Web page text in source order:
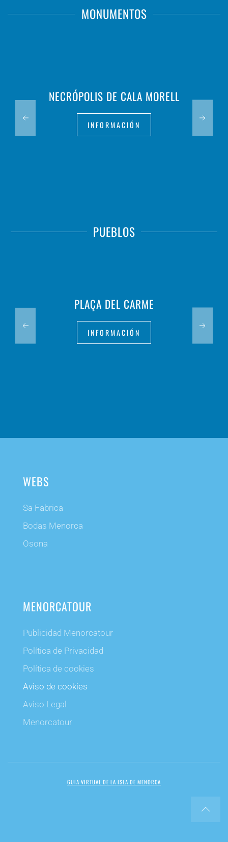
MONUMENTOS
NECRÓPOLIS DE CALA MORELL
INFORMACIÓN
PUEBLOS
PLAÇA DEL CARME
INFORMACIÓN
WEBS
Sa Fabrica
Bodas Menorca
Osona
MENORCATOUR
Publicidad Menorcatour
Política de Privacidad
Política de cookies
Aviso de cookies
Aviso Legal
Menorcatour
GUIA VIRTUAL DE LA ISLA DE MENORCA